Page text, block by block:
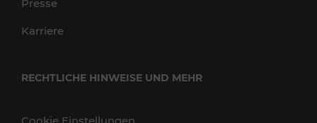
Presse
Karriere
RECHTLICHE HINWEISE UND MEHR